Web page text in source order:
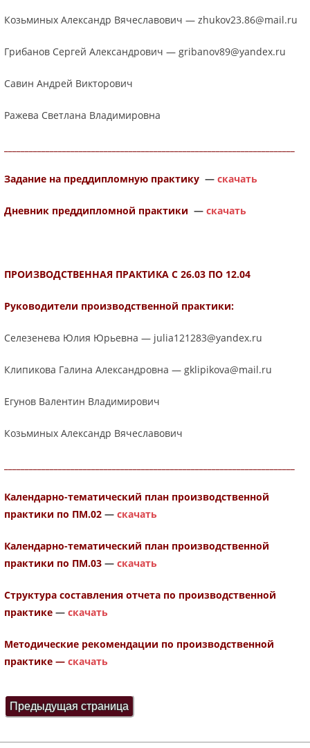
Козьминых Александр Вячеславович — zhukov23.86@mail.ru
Грибанов Сергей Александрович — gribanov89@yandex.ru
Савин Андрей Викторович
Ражева Светлана Владимировна
Задание на преддипломную практику — скачать
Дневник преддипломной практики — скачать
ПРОИЗВОДСТВЕННАЯ ПРАКТИКА С 26.03 ПО 12.04
Руководители производственной практики:
Селезенева Юлия Юрьевна — julia121283@yandex.ru
Клипикова Галина Александровна — gklipikova@mail.ru
Егунов Валентин Владимирович
Козьминых Александр Вячеславович
Календарно-тематический план производственной
практики по ПМ.02 — скачать
Календарно-тематический план производственной
практики по ПМ.03 — скачать
Структура составления отчета по производственной
практике — скачать
Методические рекомендации по производственной
практике — скачать